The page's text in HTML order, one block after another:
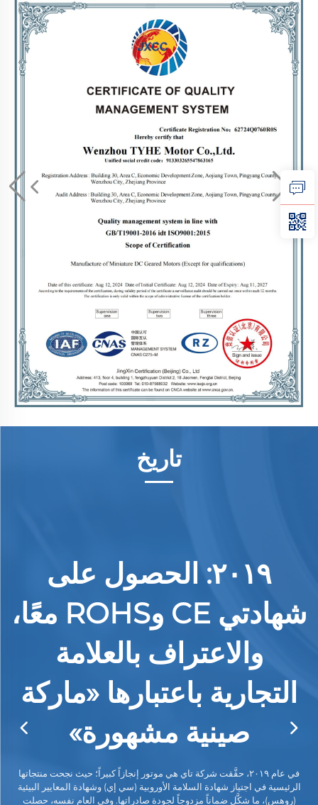
تاريخ
٢٠١٩: الحصول على
شهادتي CE وROHS معًا،
والاعتراف بالعلامة
التجارية باعتبارها «ماركة
صينية مشهورة»
في عام ٢٠١٩، حقَّقت شركة تاي هي موتور إنجازاً كبيراً؛ حيث نجحت منتجاتها
الرئيسية في اجتياز شهادة السلامة الأوروبية (سي إي) وشهادة المعايير البيئية
(روهس)، ما شكَّل ضماناً مزدوجاً لجودة صادراتها. وفي العام نفسه، حصلت